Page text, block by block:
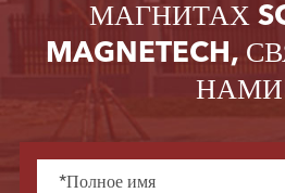
МАГНИТАХ
MAGNETECH,